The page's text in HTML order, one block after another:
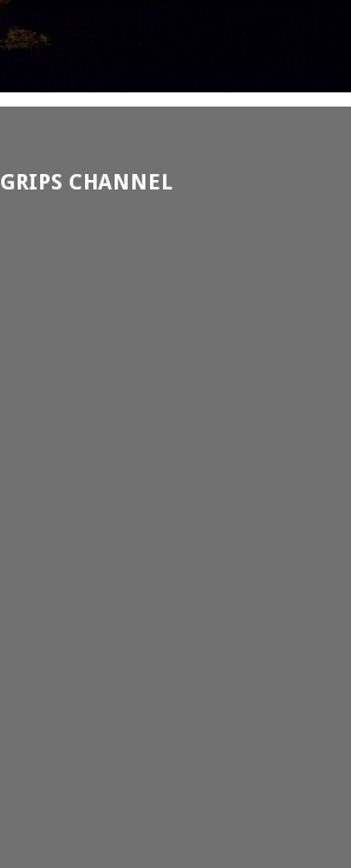
GRIPS CHANNEL